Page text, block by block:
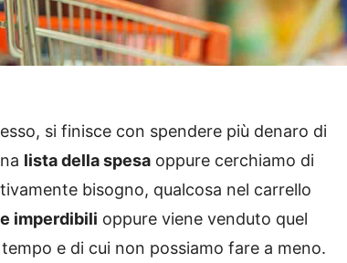
si finisce con spendere più denaro di
lista della spesa oppure cerchiamo di
bisogno, qualcosa nel carrello
imperdibili oppure viene venduto quel
e di cui non possiamo fare a meno.